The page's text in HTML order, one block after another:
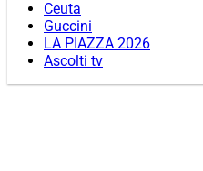
Ceuta
Guccini
LA PIAZZA 2026
Ascolti tv